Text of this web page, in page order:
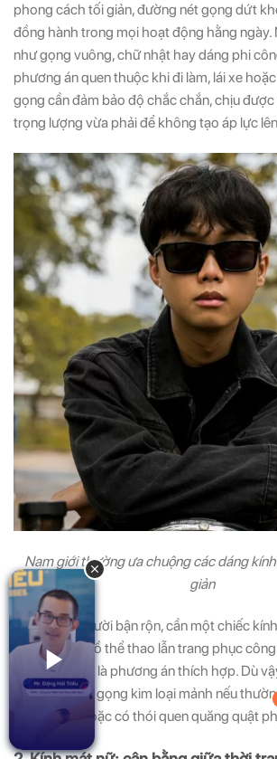
phong cách tối giản, đường nét gọng dứt
đồng hành trong mọi hoạt động hằng
như gọng vuông, chữ nhật hay dáng phi
phương án quen thuộc khi đi làm, lái xe
gọng cần đảm bảo độ chắc chắn, chịu
trọng lượng vừa phải để không tạo áp lực
Nam giới thường ưa chuộng các dáng
giản
Nếu bạn là người bận rộn, cần một chiếc
được với cả đồ thể thao lẫn trang phục
gọn gàng này là phương án thích hợp. Dù
chọn các bản gọng kim loại mảnh nếu
thao mạnh hoặc có thói quen quăng quật